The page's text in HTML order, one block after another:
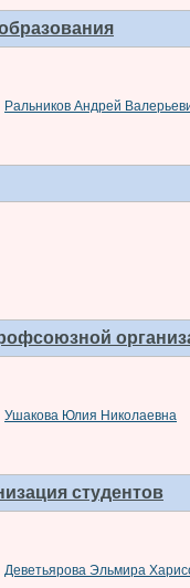
Ральников Андрей
Ушакова Юлия Николаевна
студентов
Деветьярова Эльмира